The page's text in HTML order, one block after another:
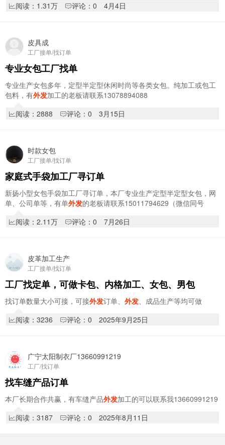
阅读：1.31万
评论：0 4月4日
皮具成
工厂接单/找订单
专业女包工厂找单
专业生产女包多年，定型半定型休闲时尚等各类女包。纯加工或包工
包料，有外发加工的老板请联系13078894088
阅读：2888
评论：0 3月15日
时款女包
工厂接单/找订单
家庭式手袋加工厂寻订单
新扬小型女包手袋加工厂寻订单，本厂专业生产定型半定型女包，网
单、公司单等，有单外发的老板请联系15011794629（微信同号
阅读：2.11万
评论：0 7月26日
皮革加工生产
工厂接单/找订单
工厂找定单，可做卡包、内格加工、女包、男包
找订单数量大小可接，可接外发订单、 外发、成品生产等均可做
阅读：3236
评论：0 2025年9月25日
广宁太阳制衣厂13660991219
工厂/找订单
找车缝产品订单
本厂长期合作共赢，有车缝产品外发加工的可以联系我13660991219
阅读：3187
评论：0 2025年8月11日